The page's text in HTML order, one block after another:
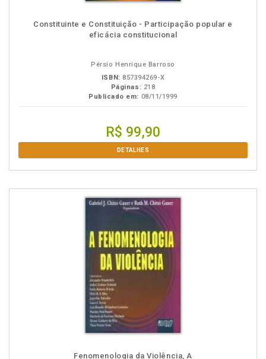
Constituinte e Constituição - Participação popular e
eficácia constitucional
Pérsio Henrique Barroso
ISBN: 857394269-X
Páginas: 218
Publicado em: 08/11/1999
R$ 99,90
DETALHES
Fenomenologia da Violência, A